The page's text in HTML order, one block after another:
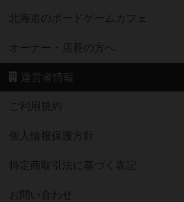
北海道のボードゲームカフェ
オーナー・店長の方へ
運営者情報
ご利用規約
個人情報保護方針
特定商取引法に基づく表記
お問い合わせ